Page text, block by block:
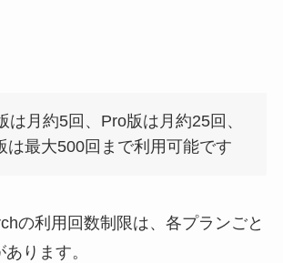
は月約5回、Pro版は月約25回、
は最大500回まで利用可能です
の利用回数制限は、各プランごと
ります。